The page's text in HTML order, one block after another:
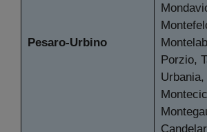
Pesaro-Urbino
Porzio,